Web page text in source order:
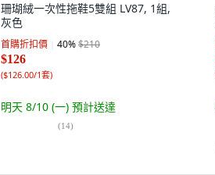
珊瑚絨一次性拖鞋5雙組 LV87, 1組,
灰色
首購折扣價 40%$210
$126
($126.00/1套)
明天 8/10 (一) 預計送達
(14)